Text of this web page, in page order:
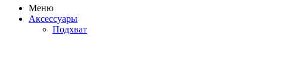
Меню
Аксессуары
Подхват